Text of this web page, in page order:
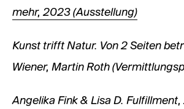
mehr, 2023 (Ausstellung)
Kunst trifft Natur. Von 2 Seiten
Wiener, Martin Roth
Angelika Fink & Lisa D.